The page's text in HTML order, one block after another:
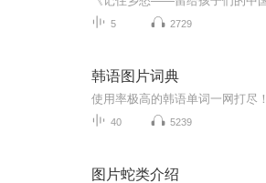
5 2729
韩语图片词典
40 5239
图片蛇类介绍